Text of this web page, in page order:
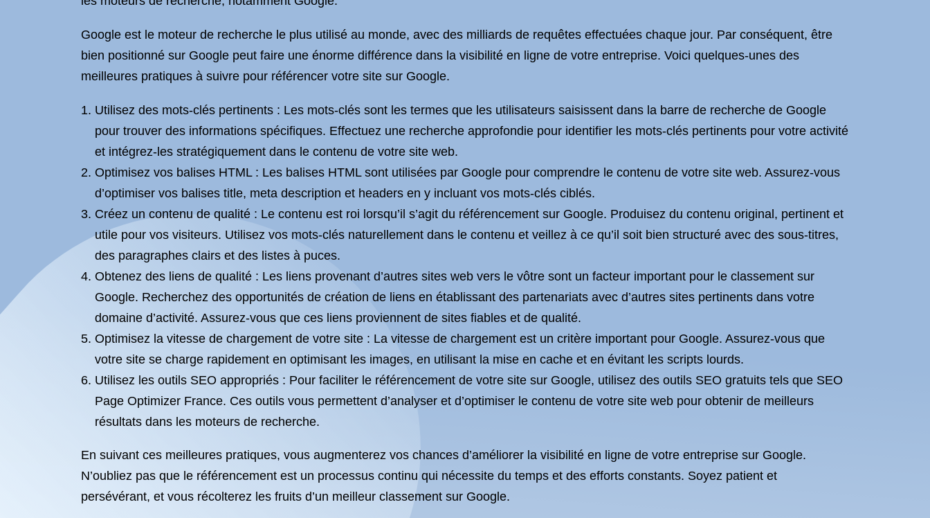
Google est le moteur de recherche le plus utilisé au monde, avec des milliards de requêtes effectuées chaque jour. Par conséquent, être
bien positionné sur Google peut faire une énorme différence dans la visibilité en ligne de votre entreprise. Voici quelques-unes des
meilleures pratiques à suivre pour référencer votre site sur Google.
Utilisez des mots-clés pertinents : Les mots-clés sont les termes que les utilisateurs saisissent dans la barre de recherche de Google
pour trouver des informations spécifiques. Effectuez une recherche approfondie pour identifier les mots-clés pertinents pour votre activité
et intégrez-les stratégiquement dans le contenu de votre site web.
Optimisez vos balises HTML : Les balises HTML sont utilisées par Google pour comprendre le contenu de votre site web. Assurez-vous
d’optimiser vos balises title, meta description et headers en y incluant vos mots-clés ciblés.
Créez un contenu de qualité : Le contenu est roi lorsqu’il s’agit du référencement sur Google. Produisez du contenu original, pertinent et
utile pour vos visiteurs. Utilisez vos mots-clés naturellement dans le contenu et veillez à ce qu’il soit bien structuré avec des sous-titres,
des paragraphes clairs et des listes à puces.
Obtenez des liens de qualité : Les liens provenant d’autres sites web vers le vôtre sont un facteur important pour le classement sur
Google. Recherchez des opportunités de création de liens en établissant des partenariats avec d’autres sites pertinents dans votre
domaine d’activité. Assurez-vous que ces liens proviennent de sites fiables et de qualité.
Optimisez la vitesse de chargement de votre site : La vitesse de chargement est un critère important pour Google. Assurez-vous que
votre site se charge rapidement en optimisant les images, en utilisant la mise en cache et en évitant les scripts lourds.
Utilisez les outils SEO appropriés : Pour faciliter le référencement de votre site sur Google, utilisez des outils SEO gratuits tels que SEO
Page Optimizer France. Ces outils vous permettent d’analyser et d’optimiser le contenu de votre site web pour obtenir de meilleurs
résultats dans les moteurs de recherche.
En suivant ces meilleures pratiques, vous augmenterez vos chances d’améliorer la visibilité en ligne de votre entreprise sur Google.
N’oubliez pas que le référencement est un processus continu qui nécessite du temps et des efforts constants. Soyez patient et
persévérant, et vous récolterez les fruits d’un meilleur classement sur Google.